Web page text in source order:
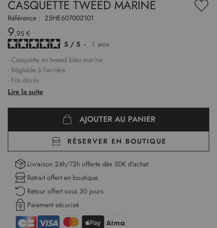
CASQUETTE TWEED MARINE
à
Référence : 25HE607002101
9,95 €
5 / 5 - 1 avis
- Casquette en tweed bleu marine
- Réglable à l'arrière
- Fils dorés
Découvrez l'élégance subtile de la casquette en tweed bleu marine
signée Christine Laure. Confectionnée avec soin, cette pièce raffinée
se distingue par son matériau en tweed de haute qualité. Le bleu
marine, intemporel et élégant, constitue un choix parfait pour
rehausser vos tenues tout en offrant une touche de caractère. Les fils
dorés entrelacés dans le tissu ajoutent une note délicate, faisant de
cette casquette un accessoire qui ne passe pas inaperçu, que ce soit
lors d'une promenade en ville ou d'un événement décontracté. Sa
conception réglable à l'arrière permet une adaptation confortable
pour toutes, garantissant un maintien optimal tout au long de la
journée. Associable à des vêtements variés, elle s'intégre aisément à
différents styles, du chic décontracté au plus haut de gamme.
Lire la suite
AJOUTER AU PANIER
RÉSERVER EN BOUTIQUE
Livraison 24h/72h offerte dès 50€ d'achat
Retrait offert en boutique
Retour offert sous 30 jours
Paiement sécurisé